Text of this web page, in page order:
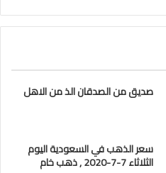
صديق من الصدقان الذ من الاهل
سعر الذهب في السعودية اليوم
الثلاثاء 7-7-2020 , ذهب خام